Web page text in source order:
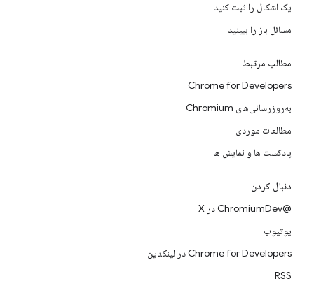
یک اشکال را ثبت کنید
مسائل باز را ببینید
مطالب مرتبط
Chrome for Developers
به‌روزرسانی‌های Chromium
مطالعات موردی
پادکست ها و نمایش ها
دنبال کردن
@ChromiumDev در X
یوتیوب
Chrome for Developers در لینکدین
RSS